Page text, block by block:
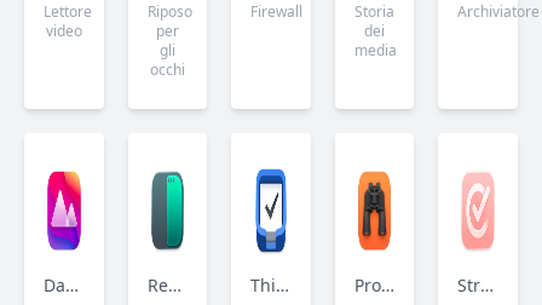
Lettore
video
Riposo
per
gli
occhi
Firewall
Storia
dei
media
Archiviatore
Darkroom Rectangle Pro Things ProFind Structured